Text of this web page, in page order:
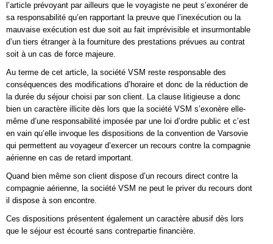
l’article prévoyant par ailleurs que le voyagiste ne peut s’exonérer de
sa responsabilité qu’en rapportant la preuve que l’inexécution ou la
mauvaise exécution est due soit au fait imprévisible et insurmontable
d’un tiers étranger à la fourniture des prestations prévues au contrat
soit à un cas de force majeure.
Au terme de cet article, la société VSM reste responsable des
conséquences des modifications d’horaire et donc de la réduction de
la durée du séjour choisi par son client. La clause litigieuse a donc
bien un caractère illicite dès lors que la société VSM s’exonère elle-
même d’une responsabilité imposée par une loi d’ordre public et c’est
en vain qu’elle invoque les dispositions de la convention de Varsovie
qui permettent au voyageur d’exercer un recours contre la compagnie
aérienne en cas de retard important.
Quand bien même son client dispose d’un recours direct contre la
compagnie aérienne, la société VSM ne peut le priver du recours dont
il dispose à son encontre.
Ces dispositions présentent également un caractère abusif dès lors
que le séjour est écourté sans contrepartie financière.